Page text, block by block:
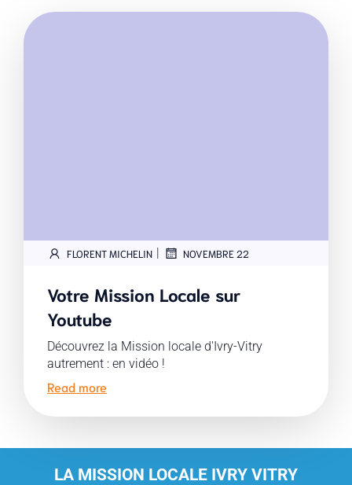
FLORENT MICHELIN | NOVEMBRE 22
Votre Mission Locale sur
Youtube
Découvrez la Mission locale d'Ivry-Vitry
autrement : en vidéo !
Read more
LA MISSION LOCALE IVRY VITRY